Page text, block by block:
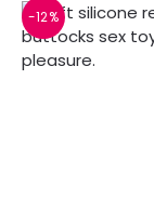
-12%